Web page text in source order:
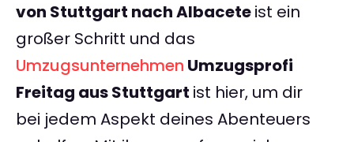
von Stuttgart nach Albaceteist ein
großer Schritt und das
Umzugsunternehmen Umzugsprofi
Freitag aus Stuttgart ist hier, um dir
bei jedem Aspekt deines Abenteuers